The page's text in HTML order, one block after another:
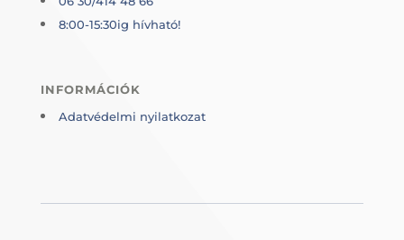
8:00-15:30ig hívható!
INFORMÁCIÓK
Adatvédelmi nyilatkozat